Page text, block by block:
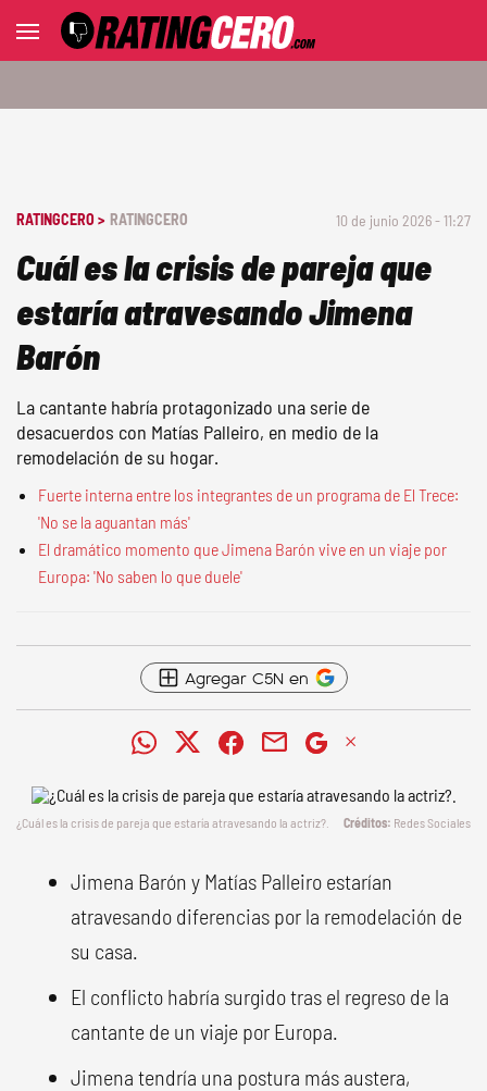
RATINGCERO > RATINGCERO 10 de junio 2026 - 11:27
Cuál es la crisis de pareja que
estaría atravesando Jimena
Barón
La cantante habría protagonizado una serie de
desacuerdos con Matías Palleiro, en medio de la
remodelación de su hogar.
Fuerte interna entre los integrantes de un programa de El Trece:
'No se la aguantan más'
El dramático momento que Jimena Barón vive en un viaje por
Europa: 'No saben lo que duele'
Agregar C5N en
¿Cuál es la crisis de pareja que estaría atravesando la actriz?. Redes Sociales
Jimena Barón y Matías Palleiro estarían
atravesando diferencias por la remodelación de
su casa.
El conflicto habría surgido tras el regreso de la
cantante de un viaje por Europa.
Jimena tendría una postura más austera,